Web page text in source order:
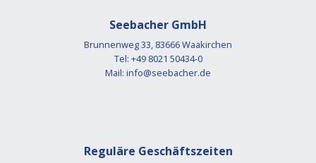
Seebacher GmbH
Brunnenweg 33, 83666 Waakirchen
Tel: +49 8021 50434-0
Mail: info@seebacher.de
Reguläre Geschäftszeiten